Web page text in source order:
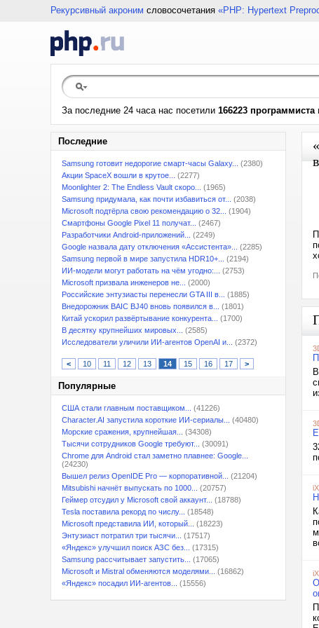
Рекурсивный акроним словосочетания «PHP: Hypertext
За последние 24 часа нас посетили 166223 программиста
Последние
Samsung готовит недорогие смарт-часы Galaxy...
(2380)
Акции SpaceX вошли в крутое...
(2277)
Moonlighter 2: The Endless Vault скоро...
(1965)
Samsung придумала, как почти избавиться от...
(2038)
Microsoft подтёрла свою рекомендацию о 32...
(1904)
Смартфоны Google Pixel 11 получат...
(2467)
Разработчики Android-приложений...
(2249)
Google назвала дату отключения «Ассистента»...
(2285)
Samsung первой в мире запустила HDR10+...
(2194)
ИИ-модели могут работать на чём угодно:...
(2753)
Microsoft призвала инженеров не...
(2000)
Российские энтузиасты перенесли GTA III в...
(1885)
Внедорожник BAIC BJ40 вновь появился в...
(1801)
Китай ускорил развёртывание конкурента...
(1700)
В десятку крупнейших мировых...
(2585)
Исследователи уличили ИИ-агентов OpenAI и...
(2372)
< 10 11 12 13 14 15 16 17 >
Популярные
США стали главным поставщиком...
(41226)
Character.AI запустила короткие ИИ-сериалы...
(40480)
Морские сражения, крупнейшая...
(34308)
Тысячи сотрудников Google требуют...
(30091)
Chrome для Android стал заметно плавнее: Google...
(24230)
Вышел релиз OpenIDE Pro — корпоративной...
(21204)
Mitsubishi начнёт выпускать по 1000...
(20757)
Геймер отсудил у Microsoft свой аккаунт...
(18788)
Tesla поставила рекорд по числу...
(18548)
Microsoft представила ИИ, который...
(18223)
Энтузиаст потратил три тысячи...
(17517)
«Яндекс» улучшил поиск АЗС без...
(17315)
Samsung рассчитывает запустить...
(17065)
Microsoft и Mistral обменяются моделями...
(16862)
«Яндекс» посадил ИИ-агентов...
(15556)